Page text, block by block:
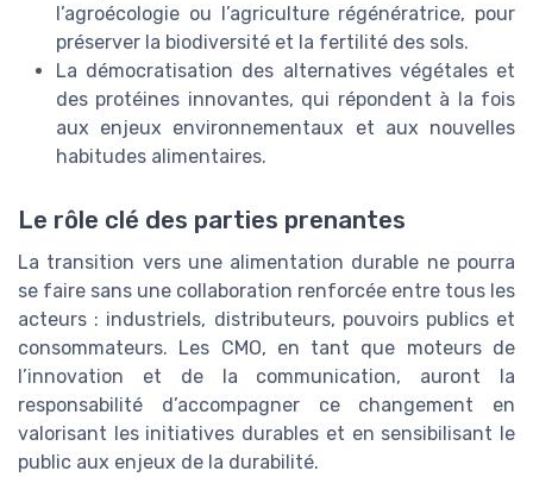
l’agroécologie ou l’agriculture régénératrice, pour
préserver la biodiversité et la fertilité des sols.
La démocratisation des alternatives végétales et
des protéines innovantes, qui répondent à la fois
aux enjeux environnementaux et aux nouvelles
habitudes alimentaires.
Le rôle clé des parties prenantes
La transition vers une alimentation durable ne pourra
se faire sans une collaboration renforcée entre tous les
acteurs : industriels, distributeurs, pouvoirs publics et
consommateurs. Les CMO, en tant que moteurs de
l’innovation et de la communication, auront la
responsabilité d’accompagner ce changement en
valorisant les initiatives durables et en sensibilisant le
public aux enjeux de la durabilité.